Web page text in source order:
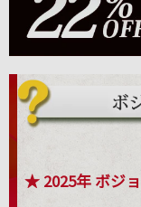
★ 2025年 ボジ